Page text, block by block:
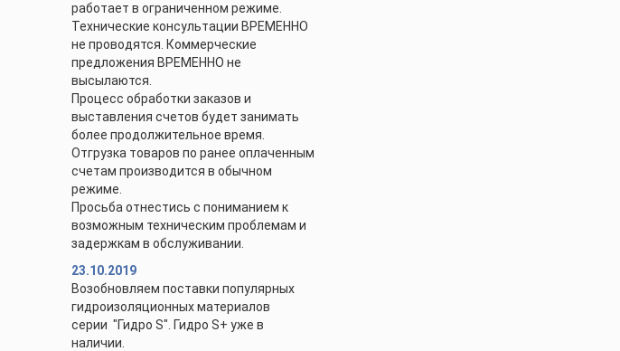
работает в ограниченном режиме.
Технические консультации ВРЕМЕННО
не проводятся. Коммерческие
предложения ВРЕМЕННО не
высылаются.
Процесс обработки заказов и
выставления счетов будет занимать
более продолжительное время.
Отгрузка товаров по ранее оплаченным
счетам производится в обычном
режиме.
Просьба отнестись с пониманием к
возможным техническим проблемам и
задержкам в обслуживании.
23.10.2019
Возобновляем поставки популярных
гидроизоляционных материалов
серии "Гидро S". Гидро S+ уже в
наличии.